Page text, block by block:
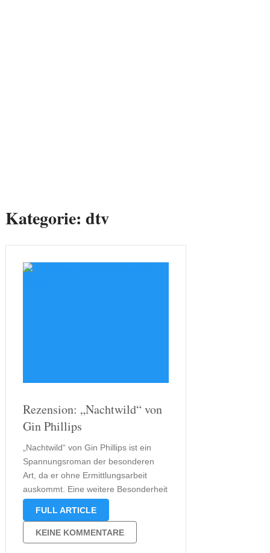
Kategorie: dtv
Rezension: „Nachtwild“ von
Gin Phillips
„Nachtwild“ von Gin Phillips ist ein
Spannungsroman der besonderen
Art, da er ohne Ermittlungsarbeit
auskommt. Eine weitere Besonderheit
ist die Zeitspanne der
Geschichte erstreckt sich über wenige
Stunden. Auch die geringe Anzahl der
FULL ARTICLE
KEINE KOMMENTARE